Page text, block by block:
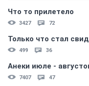
Что то прилетело
3427 72
Только что стал
499 36
Анеки июле -
7407 47